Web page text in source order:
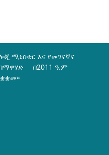
ሚኒስቴር እና የመገናኛና
በ2011 ዓ.ም